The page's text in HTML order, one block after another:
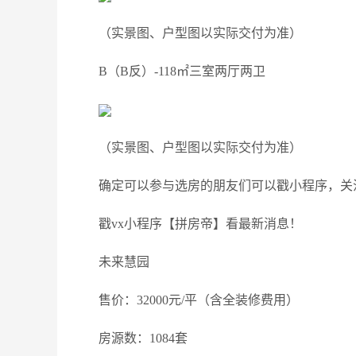
（实景图、户型图以实际交付为准）
B（B反）-118㎡三室两厅两卫
（实景图、户型图以实际交付为准）
确定可以参与选房的朋友们可以戳小程序，关
戳vx小程序【拼房帝】看最新消息！
未来慧园
售价：32000元/平（含全装修费用）
房源数：1084套